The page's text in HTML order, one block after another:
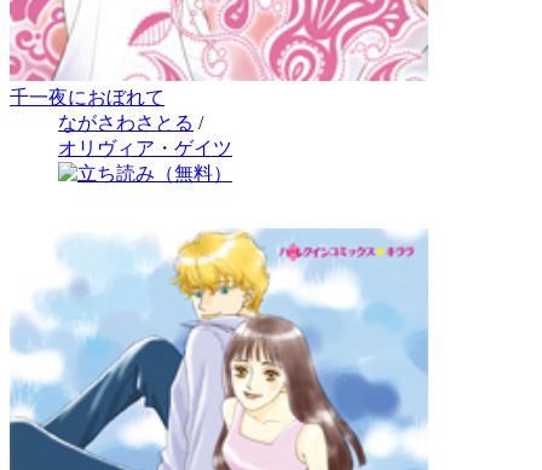
千一夜におぼれて
ながさわさとる /
オリヴィア・ゲイツ